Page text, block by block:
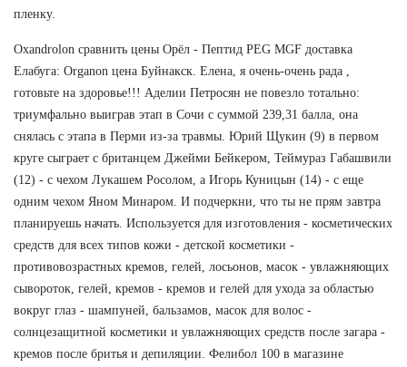
пленку.
Oxandrolon сравнить цены Орёл - Пептид PEG MGF доставка
Елабуга: Organon цена Буйнакск. Елена, я очень-очень рада ,
готовьте на здоровье!!! Аделии Петросян не повезло тотально:
триумфально выиграв этап в Сочи с суммой 239,31 балла, она
снялась с этапа в Перми из-за травмы. Юрий Щукин (9) в первом
круге сыграет с британцем Джейми Бейкером, Теймураз Габашвили
(12) - с чехом Лукашем Росолом, а Игорь Куницын (14) - с еще
одним чехом Яном Минаром. И подчеркни, что ты не прям завтра
планируешь начать. Используется для изготовления - косметических
средств для всех типов кожи - детской косметики -
противовозрастных кремов, гелей, лосьонов, масок - увлажняющих
сывороток, гелей, кремов - кремов и гелей для ухода за областью
вокруг глаз - шампуней, бальзамов, масок для волос -
солнцезащитной косметики и увлажняющих средств после загара -
кремов после бритья и депиляции. Фелибол 100 в магазине